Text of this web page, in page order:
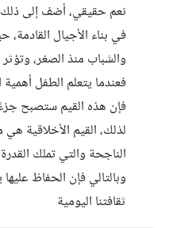
نعم حقيقي، أضف إلى
في بناء الأجيال
والشباب منذ الصغر،
فعندما يتعلم الطفل
فإن هذه القيم ستصبح
لذلك، القيم الأخلاقية
الناجحة والتي تملك
وبالتالي فإن الحفاظ
ثقافتنا اليومية